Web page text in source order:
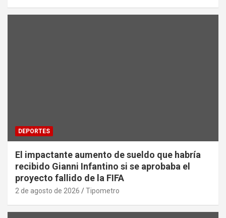
DEPORTES
El impactante aumento de sueldo que habría
recibido Gianni Infantino si se aprobaba el
proyecto fallido de la FIFA
2 de agosto de 2026 Tipometro